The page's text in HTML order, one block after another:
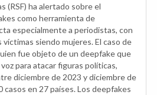
(RSF) ha alertado sobre el
como herramienta de
especialmente a periodistas, con
víctimas siendo mujeres. El caso de
fue objeto de un deepfake que
para atacar figuras políticas,
diciembre de 2023 y diciembre de
en 27 países. Los deepfakes